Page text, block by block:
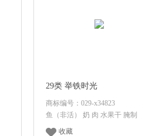
29类 举铁时光
商标编号：029-x34823
鱼（非活） 奶 肉 水果干 腌制
收藏